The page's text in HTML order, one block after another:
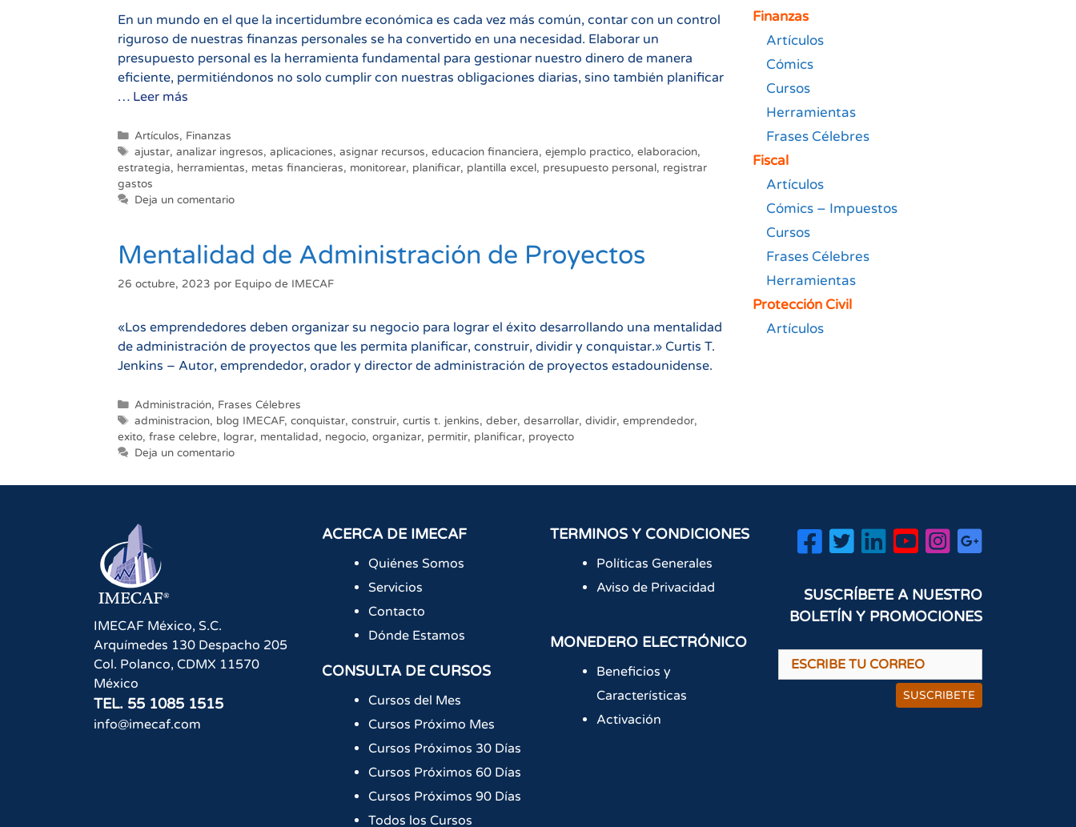
En un mundo en el que la incertidumbre económica es cada vez más común, contar con un control
riguroso de nuestras finanzas personales se ha convertido en una necesidad. Elaborar un
presupuesto personal es la herramienta fundamental para gestionar nuestro dinero de manera
eficiente, permitiéndonos no solo cumplir con nuestras obligaciones diarias, sino también planificar
… Leer más
Una
Guía
para
Organizar
tu
Dinero
Categorías
Artículos, Finanzas
Etiquetas
ajustar,analizar ingresos,aplicaciones,asignar recursos,educacion financiera,ejemplo practico,elaboracion,
estrategia, herramientas, metas financieras, monitorear, planificar, plantilla excel, presupuesto personal, registrar
gastos
Deja un comentario
Mentalidad de Administración de Proyectos
26 octubre, 2023 por Equipo de IMECAF
«Los emprendedores deben organizar su negocio para lograr el éxito desarrollando una mentalidad
de administración de proyectos que les permita planificar, construir, dividir y conquistar.» Curtis T.
Jenkins – Autor, emprendedor, orador y director de administración de proyectos estadounidense.
Categorías
Administración, Frases Célebres
Etiquetas
administracion, blog IMECAF,conquistar,construir,curtis t. jenkins,deber,desarrollar,dividir,emprendedor,
exito, frase celebre, lograr, mentalidad, negocio, organizar, permitir, planificar, proyecto
Deja un comentario
Finanzas
Artículos
Cómics
Cursos
Herramientas
Frases Célebres
Fiscal
Artículos
Cómics – Impuestos
Cursos
Frases Célebres
Herramientas
Protección Civil
Artículos
IMECAF México, S.C.
Arquímedes 130 Despacho 205
Col. Polanco, CDMX 11570
México
TEL. 55 1085 1515
info@imecaf.com
ACERCA DE IMECAF
Quiénes Somos
Servicios
Contacto
Dónde Estamos
CONSULTA DE CURSOS
Cursos del Mes
Cursos Próximo Mes
Cursos Próximos 30 Días
Cursos Próximos 60 Días
Cursos Próximos 90 Días
Todos los Cursos
TERMINOS Y CONDICIONES
Políticas Generales
Aviso de Privacidad
MONEDERO ELECTRÓNICO
Beneficios y
Características
Activación
SUSCRÍBETE A NUESTRO
BOLETÍN Y PROMOCIONES
SUSCRIBETE